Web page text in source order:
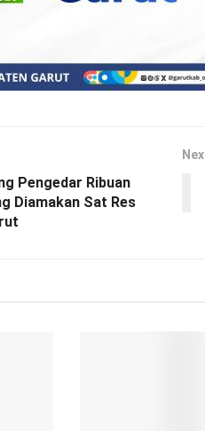
Pengedar Ribuan
Diamakan Sat Res